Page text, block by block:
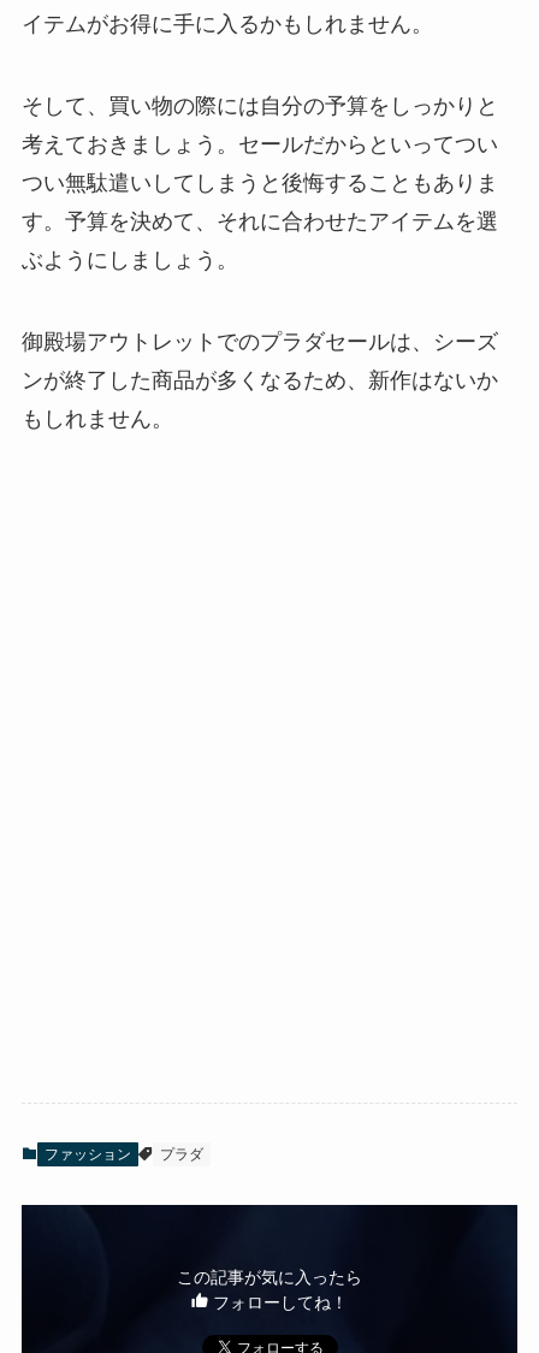
イテムがお得に手に入るかもしれません。
そして、買い物の際には自分の予算をしっかりと
考えておきましょう。セールだからといってつい
つい無駄遣いしてしまうと後悔することもありま
す。予算を決めて、それに合わせたアイテムを選
ぶようにしましょう。
御殿場アウトレットでのプラダセールは、シーズ
ンが終了した商品が多くなるため、新作はないか
もしれません。
ファッション プラダ
この記事が気に入ったら
フォローしてね！